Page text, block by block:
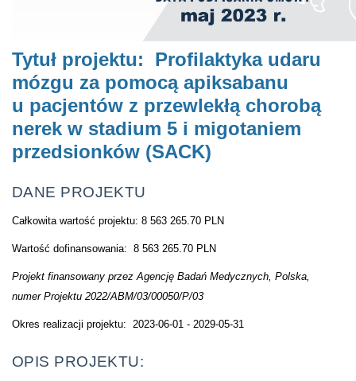
Tytuł projektu: Profilaktyka udaru
mózgu za pomocą apiksabanu
u pacjentów z przewlekłą chorobą
nerek w stadium 5 i migotaniem
przedsionków (SACK)
DANE PROJEKTU
Całkowita wartość projektu: 8 563 265.70 PLN
Wartość dofinansowania: 8 563 265.70 PLN
Projekt finansowany przez Agencję Badań Medycznych, Polska,
numer Projektu 2022/ABM/03/00050/P/03
Okres realizacji projektu: 2023-06-01 - 2029-05-31
OPIS PROJEKTU: